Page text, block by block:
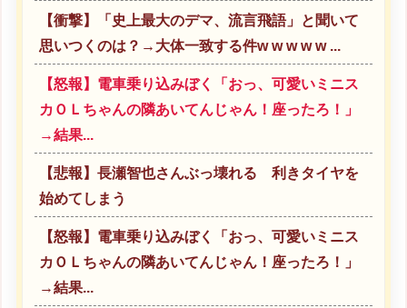
【衝撃】「史上最大のデマ、流言飛語」と聞いて
思いつくのは？→大体一致する件w w w w w ...
【怒報】電車乗り込みぼく「おっ、可愛いミニス
カＯＬちゃんの隣あいてんじゃん！座ったろ！」
→結果...
【悲報】長瀬智也さんぶっ壊れる 利きタイヤを
始めてしまう
【怒報】電車乗り込みぼく「おっ、可愛いミニス
カＯＬちゃんの隣あいてんじゃん！座ったろ！」
→結果...